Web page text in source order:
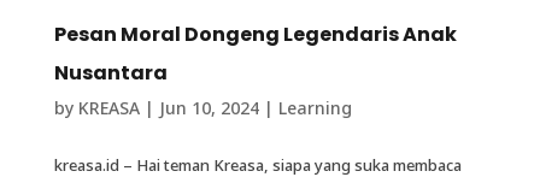
Pesan Moral Dongeng Legendaris Anak
Nusantara
by KREASA| Jun 10, 2024| Learning
kreasa.id – Hai teman Kreasa, siapa yang suka membaca